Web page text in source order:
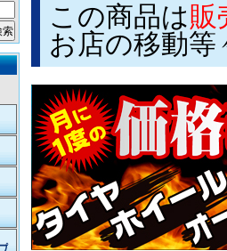
この商品は販
お店の移動